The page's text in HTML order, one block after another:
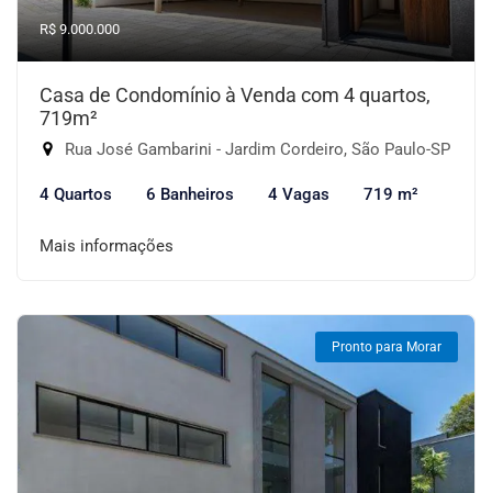
R$ 9.000.000
Casa de Condomínio à Venda com 4 quartos,
719m²
Rua José Gambarini - Jardim Cordeiro, São Paulo-SP
4 Quartos 6 Banheiros 4 Vagas 719 m²
Mais informações
Pronto para Morar